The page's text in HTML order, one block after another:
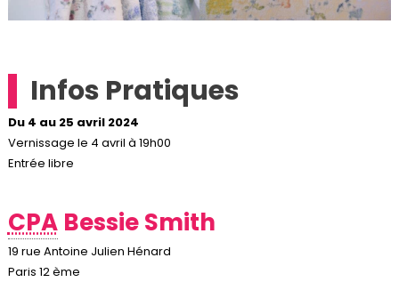
Infos Pratiques
Du 4 au 25 avril 2024
Vernissage le 4 avril à 19h00
Entrée libre
CPABessie Smith
19 rue Antoine Julien Hénard
Paris 12 ème